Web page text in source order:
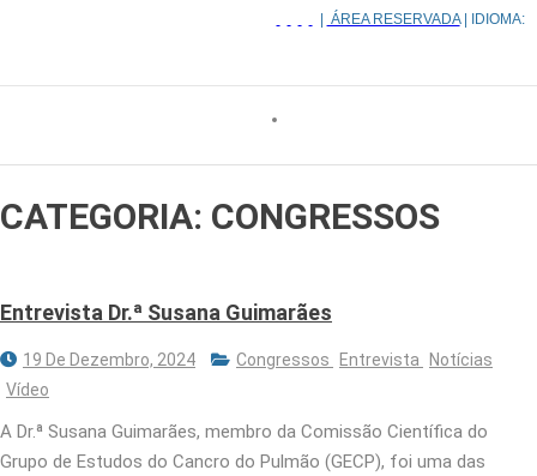
ÁREA RESERVADA| IDIOMA:
CATEGORIA: CONGRESSOS
Entrevista Dr.ª Susana Guimarães
19 De Dezembro, 2024 Congressos Entrevista
Notícias
Vídeo
A Dr.ª Susana Guimarães, membro da Comissão Científica do
Grupo de Estudos do Cancro do Pulmão (GECP), foi uma das